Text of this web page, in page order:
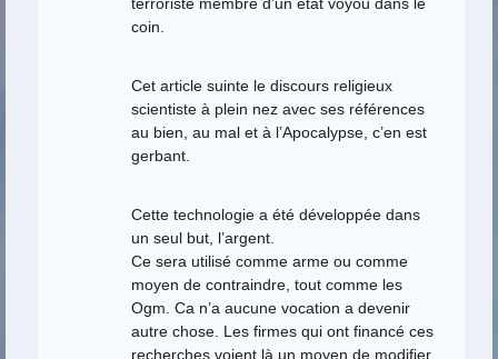
terroriste membre d’un état voyou dans le
coin.
Cet article suinte le discours religieux
scientiste à plein nez avec ses références
au bien, au mal et à l’Apocalypse, c’en est
gerbant.
Cette technologie a été développée dans
un seul but, l’argent.
Ce sera utilisé comme arme ou comme
moyen de contraindre, tout comme les
Ogm. Ca n’a aucune vocation a devenir
autre chose. Les firmes qui ont financé ces
recherches voient là un moyen de modifier